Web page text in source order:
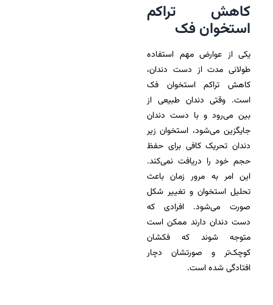
کاهش تراکم
استخوان فک
یکی از عوارض مهم استفاده
طولانی مدت از دست دندان،
کاهش تراکم استخوان فک
است. وقتی دندان طبیعی از
بین می‌رود و با دست دندان
جایگزین می‌شود، استخوان زیر
دندان تحریک کافی برای حفظ
حجم خود را دریافت نمی‌کند.
این امر به مرور زمان باعث
تحلیل استخوان و تغییر شکل
صورت می‌شود. افرادی که
دست دندان دارند ممکن است
متوجه شوند که فکشان
کوچک‌تر و صورتشان دچار
افتادگی شده است.